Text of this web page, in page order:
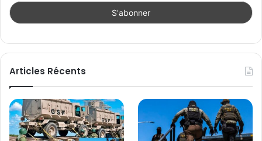
Articles Récents